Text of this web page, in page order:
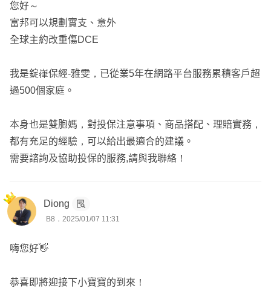
🎯建議可以參考富邦/新光+全球+遠雄的規劃
初步搭配方案給您參考：
2️⃣28歲女生:https://finfo.tw/assortments/d6190b45bafddd3
4
若需服務人員，可協助您投保送件及提供後續服務
Yun服務於錠嵂保經，全台都有服務，已實際協助版上逾百
的lineID以利後續討論😊
國考合格資格取得不易，但也就是如此，對保戶來說等於有
個更客觀選擇的方向
⭕️有豐富核保經驗，可協助處理體況件，曾協助不少有體
況客戶完成保險規劃
曾協助過的案例：卵圓孔未閉合、早產低體重、乳房纖維囊
腫、子宮肌瘤、巧克力囊腫、泌尿道感染…等等，可參閱個
人電子名片⬆️⬆️
障客戶應有的權益
爭議、白內障門診手術爭議、保險公司違法解除契約，後續
等，可參閱個人電子名片⬆️⬆️
您好～
富邦可以規劃實支、意外
全球主約改重傷DCE
我是錠嵂保經-雅雯，已從業5年在網路平台服務累積客戶超
過500個家庭。
本身也是雙胞媽，對投保注意事項、商品搭配、理賠實務，
都有充足的經驗，可以給出最適合的建議。
需要諮詢及協助投保的服務,請與我聯絡！
Diong
B8．2025/01/07 11:31
嗨您好👋
恭喜即將迎接下小寶寶的到來！